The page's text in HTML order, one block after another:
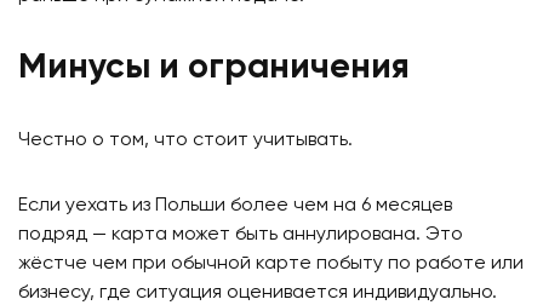
Минусы и ограничения
Честно о том, что стоит учитывать.
Если уехать из Польши более чем на 6 месяцев
подряд — карта может быть аннулирована. Это
жёстче чем при обычной карте побыту по работе или
бизнесу, где ситуация оценивается индивидуально.